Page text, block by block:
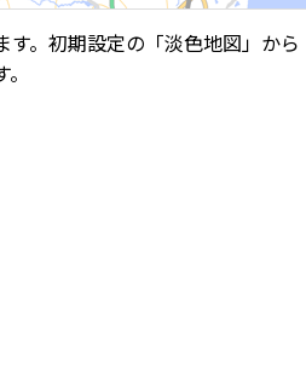
。初期設定の「淡色地図」か